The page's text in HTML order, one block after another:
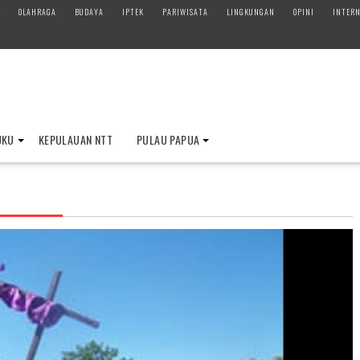
OLAHRAGA BUDAYA IPTEK PARIWISATA LINGKUNGAN OPINI
KEPULAUAN NTT PULAU PAPUA